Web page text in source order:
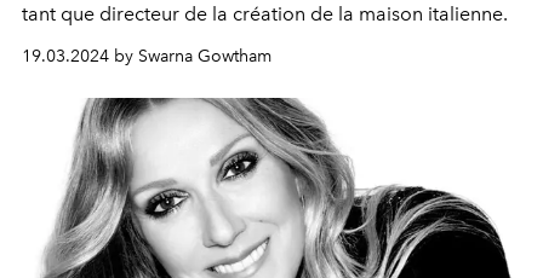
tant que directeur de la création de la maison italienne.
19.03.2024 by Swarna Gowtham